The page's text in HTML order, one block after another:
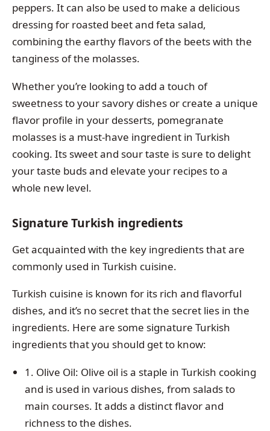
peppers. It can also be used to make a delicious
dressing for roasted beet and feta salad,
combining the earthy flavors of the beets with the
tanginess of the molasses.
Whether you’re looking to add a touch of
sweetness to your savory dishes or create a unique
flavor profile in your desserts, pomegranate
molasses is a must-have ingredient in Turkish
cooking. Its sweet and sour taste is sure to delight
your taste buds and elevate your recipes to a
whole new level.
Signature Turkish ingredients
Get acquainted with the key ingredients that are
commonly used in Turkish cuisine.
Turkish cuisine is known for its rich and flavorful
dishes, and it’s no secret that the secret lies in the
ingredients. Here are some signature Turkish
ingredients that you should get to know:
1. Olive Oil: Olive oil is a staple in Turkish cooking
and is used in various dishes, from salads to
main courses. It adds a distinct flavor and
richness to the dishes.